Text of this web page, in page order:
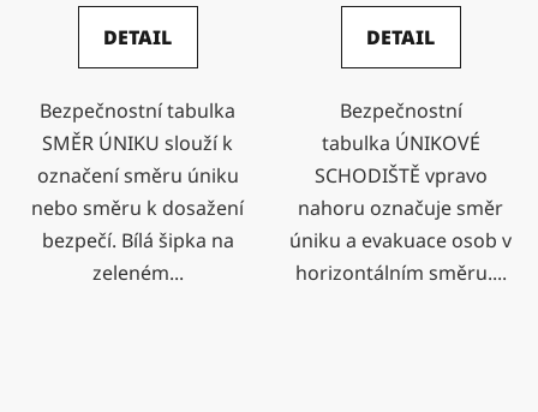
DETAIL
Bezpečnostní tabulka
SMĚR ÚNIKU slouží k
označení směru úniku
nebo směru k dosažení
bezpečí. Bílá šipka na
zeleném...
DETAIL
Bezpečnostní
tabulka ÚNIKOVÉ
SCHODIŠTĚ vpravo
nahoru označuje směr
úniku a evakuace osob v
horizontálním směru....